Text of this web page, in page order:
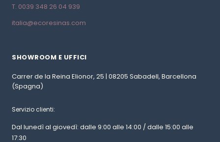
T. 0039 348 26 04 939
italia@ecoresinas.com
SHOWROOM E UFFICI
Carrer de la Reina Elionor, 25 | 08205 Sabadell, Barcellona
(Spagna)
Servizio clienti:
Dal lunedì al giovedì: dalle 9:00 alle 14:00 / dalle 15:00 alle
17:30